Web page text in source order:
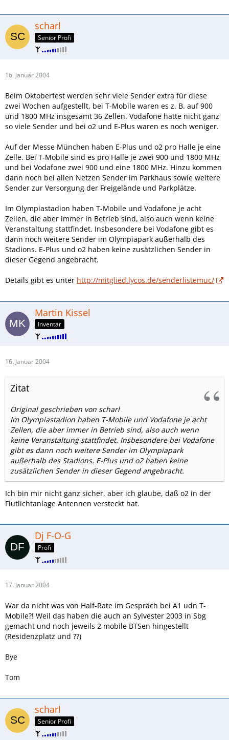
scharl
Senior Profi
16. Januar 2004
Beim Oktoberfest werden sehr viele Sender extra für diese
zwei Wochen aufgestellt, bei T-Mobile waren es z. B. auf 900
und 1800 MHz insgesamt 36 Zellen. Vodafone hatte nicht ganz
so viele Sender und bei o2 und E-Plus waren es noch weniger.
Auf der Messe München haben E-Plus und o2 pro Halle je eine
Zelle. Bei T-Mobile sind es pro Halle je zwei 900 und 1800 MHz
und bei Vodafone zwei 900 und eine 1800 MHz. Hinzu kommen
dann noch bei allen Netzen Sender im Parkhaus sowie weitere
Sender zur Versorgung der Freigelände und Parkplätze.
Im Olympiastadion haben T-Mobile und Vodafone je acht
Zellen, die aber immer in Betrieb sind, also auch wenn keine
Veranstaltung stattfindet. Insbesondere bei Vodafone gibt es
dann noch weitere Sender im Olympiapark außerhalb des
Stadions. E-Plus und o2 haben keine zusätzlichen Sender in
dieser Gegend angebracht.
Details gibt es unter http://mitglied.lycos.de/senderlistemuc/
Martin Kissel
Inventar
16. Januar 2004
Zitat
Original geschrieben von scharl
Im Olympiastadion haben T-Mobile und Vodafone je acht
Zellen, die aber immer in Betrieb sind, also auch wenn
keine Veranstaltung stattfindet. Insbesondere bei Vodafone
gibt es dann noch weitere Sender im Olympiapark
außerhalb des Stadions. E-Plus und o2 haben keine
zusätzlichen Sender in dieser Gegend angebracht.
Ich bin mir nicht ganz sicher, aber ich glaube, daß o2 in der
Flutlichtanlage Antennen versteckt hat.
Dj F-O-G
Profi
17. Januar 2004
War da nicht was von Half-Rate im Gespräch bei A1 udn T-
Mobile?! Weil das haben die auch an Sylvester 2003 in Sbg
gemacht und noch jeweils 2 mobile BTSen hingestellt
(Residenzplatz und ??)
Bye
Tom
scharl
Senior Profi